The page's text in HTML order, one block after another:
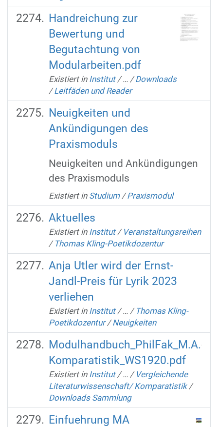
Handreichung zur
Bewertung und
Begutachtung von
Modularbeiten.pdf
Existiert in Institut /… /Downloads
/Leitfäden und Reader
Neuigkeiten und
Ankündigungen des
Praxismoduls
Neuigkeiten und Ankündigungen
des Praxismoduls
Existiert in Studium /Praxismodul
Aktuelles
Existiert in Institut / Veranstaltungsreihen
/ Thomas Kling-Poetikdozentur
Anja Utler wird der Ernst-
Jandl-Preis für Lyrik 2023
verliehen
Existiert in Institut /… / Thomas Kling-
Poetikdozentur /Neuigkeiten
Modulhandbuch_PhilFak_M.A.
Komparatistik_WS1920.pdf
Existiert in Institut /… / Vergleichende
Literaturwissenschaft/ Komparatistik /
Downloads Sammlung
Einfuehrung MA